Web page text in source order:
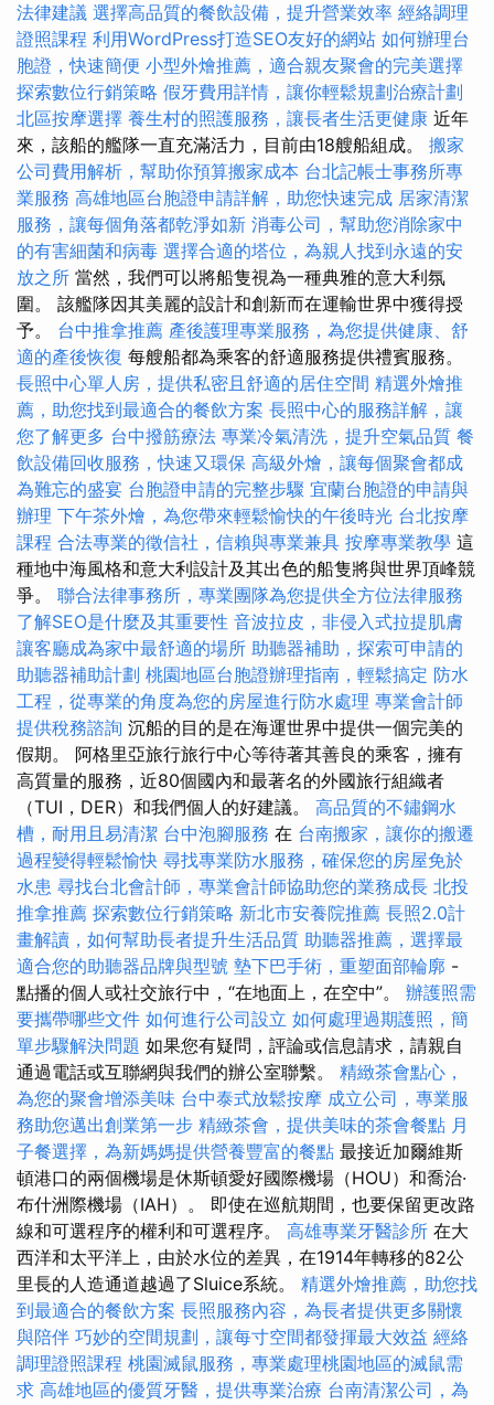
法律建議 選擇高品質的餐飲設備，提升營業效率 經絡調理
證照課程 利用WordPress打造SEO友好的網站 如何辦理台
胞證，快速簡便 小型外燴推薦，適合親友聚會的完美選擇
探索數位行銷策略 假牙費用詳情，讓你輕鬆規劃治療計劃
北區按摩選擇 養生村的照護服務，讓長者生活更健康 近年
來，該船的艦隊一直充滿活力，目前由18艘船組成。 搬家
公司費用解析，幫助你預算搬家成本 台北記帳士事務所專
業服務 高雄地區台胞證申請詳解，助您快速完成 居家清潔
服務，讓每個角落都乾淨如新 消毒公司，幫助您消除家中
的有害細菌和病毒 選擇合適的塔位，為親人找到永遠的安
放之所 當然，我們可以將船隻視為一種典雅的意大利氛
圍。 該艦隊因其美麗的設計和創新而在運輸世界中獲得授
予。 台中推拿推薦 產後護理專業服務，為您提供健康、舒
適的產後恢復 每艘船都為乘客的舒適服務提供禮賓服務。
長照中心單人房，提供私密且舒適的居住空間 精選外燴推
薦，助您找到最適合的餐飲方案 長照中心的服務詳解，讓
您了解更多 台中撥筋療法 專業冷氣清洗，提升空氣品質 餐
飲設備回收服務，快速又環保 高級外燴，讓每個聚會都成
為難忘的盛宴 台胞證申請的完整步驟 宜蘭台胞證的申請與
辦理 下午茶外燴，為您帶來輕鬆愉快的午後時光 台北按摩
課程 合法專業的徵信社，信賴與專業兼具 按摩專業教學 這
種地中海風格和意大利設計及其出色的船隻將與世界頂峰競
爭。 聯合法律事務所，專業團隊為您提供全方位法律服務
了解SEO是什麼及其重要性 音波拉皮，非侵入式拉提肌膚
讓客廳成為家中最舒適的場所 助聽器補助，探索可申請的
助聽器補助計劃 桃園地區台胞證辦理指南，輕鬆搞定 防水
工程，從專業的角度為您的房屋進行防水處理 專業會計師
提供稅務諮詢 沉船的目的是在海運世界中提供一個完美的
假期。 阿格里亞旅行旅行中心等待著其善良的乘客，擁有
高質量的服務，近80個國內和最著名的外國旅行組織者
（TUI，DER）和我們個人的好建議。 高品質的不鏽鋼水
槽，耐用且易清潔 台中泡腳服務 在 台南搬家，讓你的搬遷
過程變得輕鬆愉快 尋找專業防水服務，確保您的房屋免於
水患 尋找台北會計師，專業會計師協助您的業務成長 北投
推拿推薦 探索數位行銷策略 新北市安養院推薦 長照2.0計
畫解讀，如何幫助長者提升生活品質 助聽器推薦，選擇最
適合您的助聽器品牌與型號 墊下巴手術，重塑面部輪廓 -
點播的個人或社交旅行中，“在地面上，在空中”。 辦護照需
要攜帶哪些文件 如何進行公司設立 如何處理過期護照，簡
單步驟解決問題 如果您有疑問，評論或信息請求，請親自
通過電話或互聯網與我們的辦公室聯繫。 精緻茶會點心，
為您的聚會增添美味 台中泰式放鬆按摩 成立公司，專業服
務助您邁出創業第一步 精緻茶會，提供美味的茶會餐點 月
子餐選擇，為新媽媽提供營養豐富的餐點 最接近加爾維斯
頓港口的兩個機場是休斯頓愛好國際機場（HOU）和喬治·
布什洲際機場（IAH）。 即使在巡航期間，也要保留更改路
線和可選程序的權利和可選程序。 高雄專業牙醫診所 在大
西洋和太平洋上，由於水位的差異，在1914年轉移的82公
里長的人造通道越過了Sluice系統。 精選外燴推薦，助您找
到最適合的餐飲方案 長照服務內容，為長者提供更多關懷
與陪伴 巧妙的空間規劃，讓每寸空間都發揮最大效益 經絡
調理證照課程 桃園滅鼠服務，專業處理桃園地區的滅鼠需
求 高雄地區的優質牙醫，提供專業治療 台南清潔公司，為